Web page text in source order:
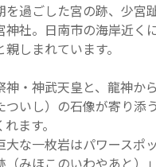
を過ごした宮の跡、少宮
神社。日南市の海岸近く
しまれています。
神・神武天皇と、龍神か
いし）の石像が寄り添
ます。
大な一枚岩はパワースポ
（みほこのいわやあと）